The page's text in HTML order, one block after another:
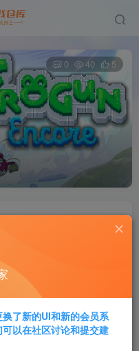
0 40 5
超级会员免费
登录购买
了新的UI和新的会员系
以在社区讨论和提交建